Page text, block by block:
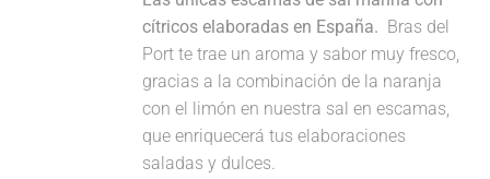
cítricos elaboradas en España. Bras del
Port te trae un aroma y sabor muy fresco,
gracias a la combinación de la naranja
con el limón en nuestra sal en escamas,
que enriquecerá tus elaboraciones
saladas y dulces.